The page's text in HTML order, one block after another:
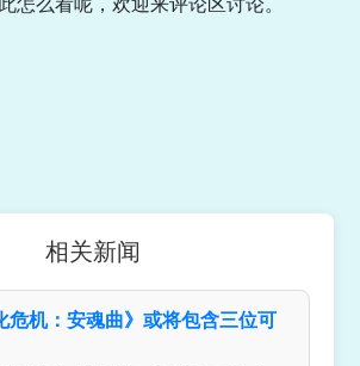
相关新闻
危机：安魂曲》或将包含三位可